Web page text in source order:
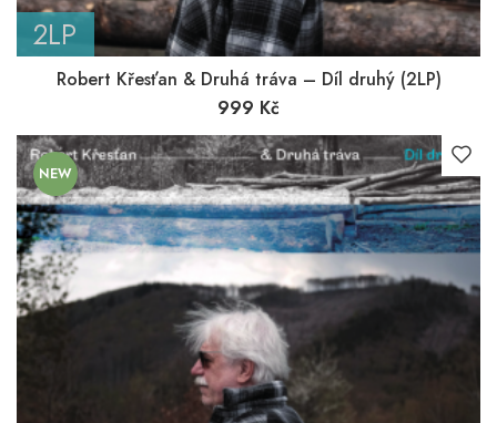
2LP
Robert Křesťan & Druhá tráva – Díl druhý (2LP)
999 Kč
NEW